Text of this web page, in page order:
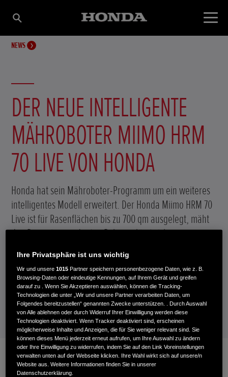
NEWS
DER NEUE INTELLIGENTE
MÄHROBOTER MIIMO HRM
70 LIVE VON HONDA
Honda hat sein Mähroboter-Programm um ein weiteres
intelligentes Modell erweitert. Der Honda Miimo HRM 70
Live ist für Rasenflächen bis zu 700 qm ausgelegt, mäht
den Rasen in geordneten Bahnen, lässt sich per
Mähplan sogar an Wetter und Graswachstum an. Man
kann ihn überall absetzen und starten. Er mäht dann nur
eine begrenzte Fläche um den Absetzpunkt herum.
17. Februar 2021
Ihre Privatsphäre ist uns wichtig
Wir und unsere1015 Partner speichern personenbezogene Daten, wie z. B.
Browsing-Daten oder eindeutige Kennungen, auf Ihrem Gerät und greifen
darauf zu . Wenn Sie Akzeptieren auswählen, können die Tracking-
Technologien die unter „Wir und unsere Partner verarbeiten Daten, um
Folgendes bereitzustellen“ genannten Zwecke unterstützen. . Durch Auswahl
von Alle ablehnen oder durch Widerruf Ihrer Einwilligung werden diese
Technologien deaktiviert. Wenn Tracker deaktiviert sind, erscheinen
möglicherweise Inhalte und Anzeigen, die für Sie weniger relevant sind. Sie
können dieses Menü jederzeit erneut aufrufen, um Ihre Auswahl zu ändern
oder Ihre Einwilligung zu widerrufen, indem Sie auf den Link Voreinstellungen
verwalten unten auf der Webseite klicken. Ihre Wahl wirkt sich auf unsere/n
Website aus. Weitere Informationen finden Sie in unserer
Datenschutzerklärung.